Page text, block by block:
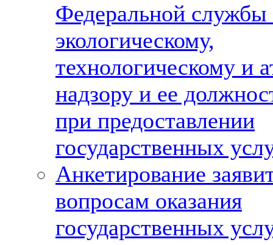
Федеральной службы
экологическому,
технологическому и
надзору и ее
при предоставлении
государственных
Анкетирование
вопросам оказания
государственных